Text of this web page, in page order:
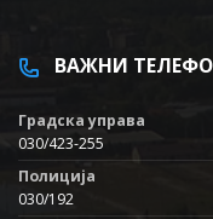
ВАЖНИ
Градска управа
030/423-255
Полиција
030/192